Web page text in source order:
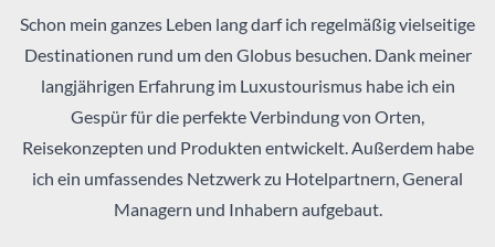
Schon mein ganzes Leben lang darf ich regelmäßig vielseitige
Destinationen rund um den Globus besuchen. Dank meiner
langjährigen Erfahrung im Luxustourismus habe ich ein
Gespür für die perfekte Verbindung von Orten,
Reisekonzepten und Produkten entwickelt. Außerdem habe
ich ein umfassendes Netzwerk zu Hotelpartnern, General
Managern und Inhabern aufgebaut.